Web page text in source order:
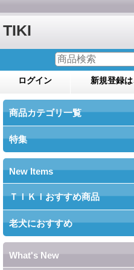
TIKI
ログイン 新規登録
商品カテゴリ一覧
特集
New Items
ＴＩＫＩおすすめ商品
老犬におすすめ
What's New